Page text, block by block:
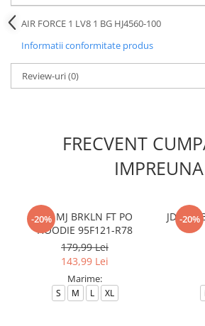
AIR FORCE 1 LV8 1 BG HJ4560-100
Informatii conformitate produs
Review-uri(0)
FRECVENT
IMPREUNA
-20%
JDB MJ BRKLN FT PO
HOODIE 95F121-R78
179,99 Lei
143,99 Lei
Marime:
S M L XL
-20%
JDB MJ